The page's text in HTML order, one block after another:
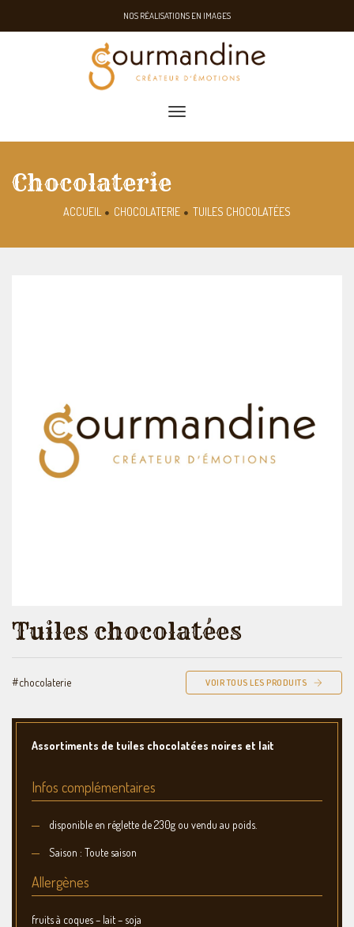
NOS RÉALISATIONS EN IMAGES
toggle navigation
Chocolaterie
ACCUEIL CHOCOLATERIE TUILES CHOCOLATÉES
Tuiles chocolatées
#chocolaterie VOIR TOUS LES PRODUITS
Assortiments de tuiles chocolatées noires et lait
Infos complémentaires
disponible en réglette de 230g ou vendu au poids.
Saison : Toute saison
Allergènes
fruits à coques – lait – soja